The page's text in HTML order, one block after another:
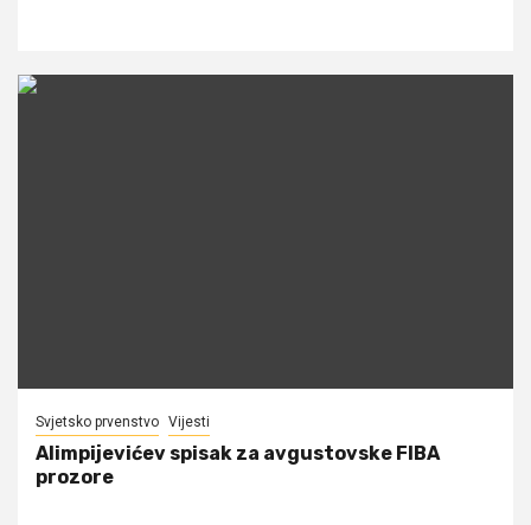
Svjetsko prvenstvo Vijesti
Alimpijevićev spisak za avgustovske FIBA
prozore